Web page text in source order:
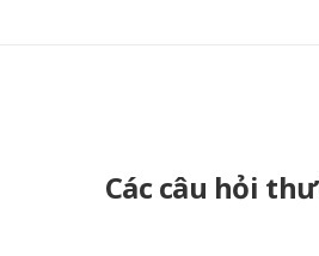
Các câu hỏi